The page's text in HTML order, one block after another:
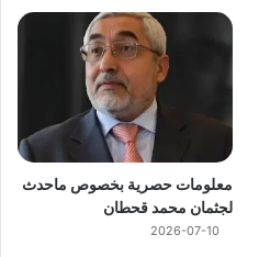
معلومات حصرية بخصوص ماحدث
لجثمان محمد قحطان
2026-07-10